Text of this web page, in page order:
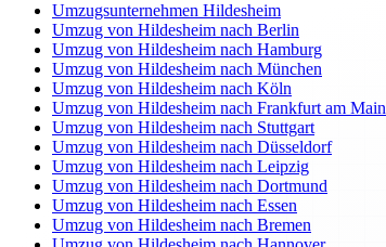
Umzugsunternehmen Hildesheim
Umzug von Hildesheim nach Berlin
Umzug von Hildesheim nach Hamburg
Umzug von Hildesheim nach München
Umzug von Hildesheim nach Köln
Umzug von Hildesheim nach Frankfurt am Main
Umzug von Hildesheim nach Stuttgart
Umzug von Hildesheim nach Düsseldorf
Umzug von Hildesheim nach Leipzig
Umzug von Hildesheim nach Dortmund
Umzug von Hildesheim nach Essen
Umzug von Hildesheim nach Bremen